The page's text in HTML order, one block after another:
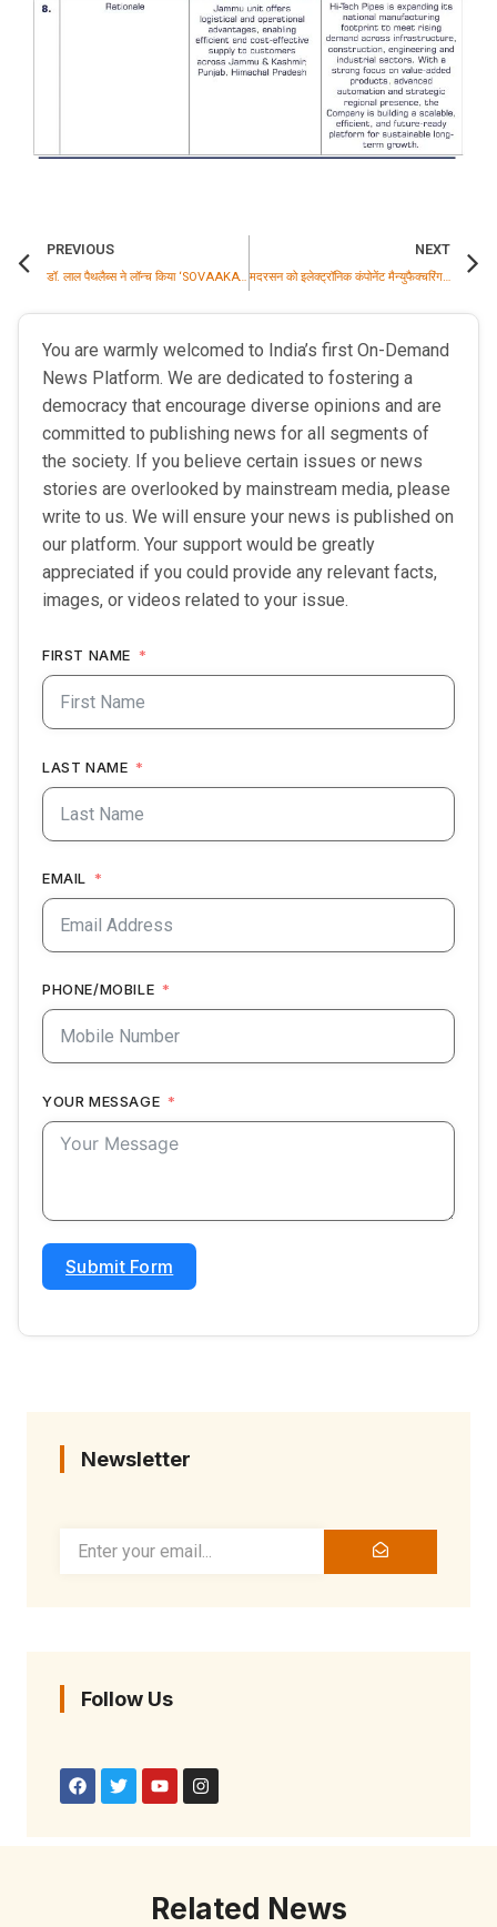
PREVIOUS
डॉ. लाल पैथलैब्स ने लॉन्च किया ‘SOVAAKA’ — विज्ञान, प्रौद्योगिकी और व्यक्तिगत देखभाल का समन्वय करता अगली पीढ़ी का वेलनेस सेंटर
NEXT
मदरसन को इलेक्ट्रॉनिक कंपोनेंट मैन्युफैक्चरिंग स्कीम (ECMS) के तहत सरकारी प्रोत्साहन प्राप्त
You are warmly welcomed to India’s first On-Demand
News Platform. We are dedicated to fostering a
democracy that encourage diverse opinions and are
committed to publishing news for all segments of
the society. If you believe certain issues or news
stories are overlooked by mainstream media, please
write to us. We will ensure your news is published on
our platform. Your support would be greatly
appreciated if you could provide any relevant facts,
images, or videos related to your issue.
FIRST NAME
LAST NAME
EMAIL
PHONE/MOBILE
YOUR MESSAGE
Submit Form
Newsletter
Follow Us
Related News